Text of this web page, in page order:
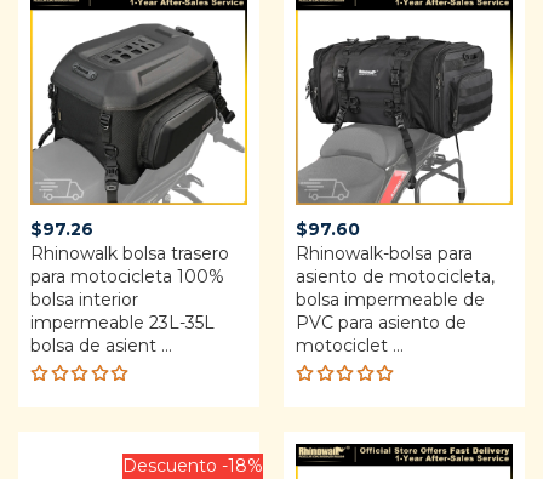
$97.26
Rhinowalk bolsa trasero
para motocicleta 100%
bolsa interior
impermeable 23L-35L
bolsa de asient ...
Rated
5.00out
$97.60
Rhinowalk-bolsa para
asiento de motocicleta,
bolsa impermeable de
PVC para asiento de
motociclet ...
Rated
5.00out
of 5
Descuento -18%